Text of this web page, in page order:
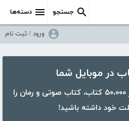
دسته‌ها جستجو
ورود / ثبت نام
با اپلیکیشن کتابراه، بیش از ۵۰،۰۰۰ کتاب، کتاب صوتی و رمان را
خود داشته باشید!